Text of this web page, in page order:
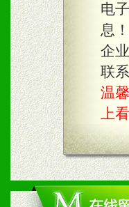
2、不定
知名度和
3、根据
具。
四、市场
1、根据
电
息！
企
联
温
上